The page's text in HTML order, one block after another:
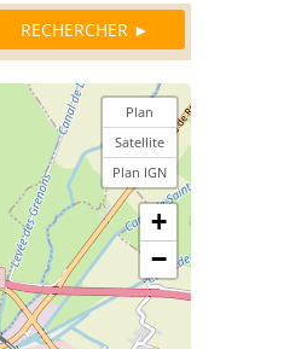
Plan
Satellite
Plan IGN
+
−